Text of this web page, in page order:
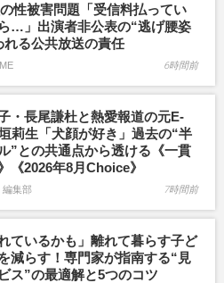
性被害問題「受信料払ってい
…」出演者非公表の“逃げ腰姿
れる公共放送の責任
6時間前
・長尾謙杜と熱愛報道の元E-
莉生「犬顔が好き」過去の“半
”との共通点から透ける《一貫
《2026年8月Choice》
編集部 7時間前
ているかも」離れて暮らす子ど
減らす！専門家が指南する“見
ス”の最適解と5つのコツ